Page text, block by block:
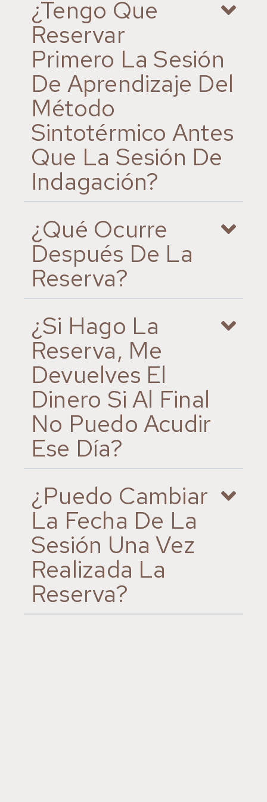
¿Tengo Que
Reservar
Primero La Sesión
De Aprendizaje Del
Método
Sintotérmico Antes
Que La Sesión De
Indagación?
¿Qué Ocurre
Después De La
Reserva?
¿Si Hago La
Reserva, Me
Devuelves El
Dinero Si Al Final
No Puedo Acudir
Ese Día?
¿Puedo Cambiar
La Fecha De La
Sesión Una Vez
Realizada La
Reserva?